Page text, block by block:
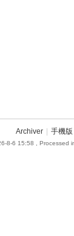
Archiver 手機版
8-6 15:58 , Processed